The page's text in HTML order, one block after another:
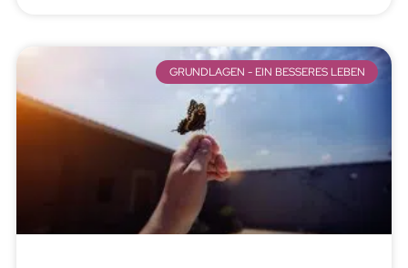
GRUNDLAGEN - EIN BESSERES LEBEN